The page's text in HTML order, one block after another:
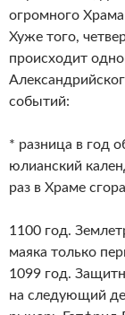
огромного
Хуже того,
происходит
событий:
* разница в год
юлианский
раз в Храме
1100 год.
маяка только
1099 год.
на следующий